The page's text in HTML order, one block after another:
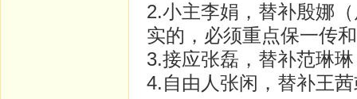
2.小主李娟，替补殷娜
实的，必须重点保一传
3.接应张磊，替补范琳
4.自由人张闲，替补王